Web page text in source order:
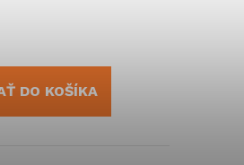
DO KOŠÍKA